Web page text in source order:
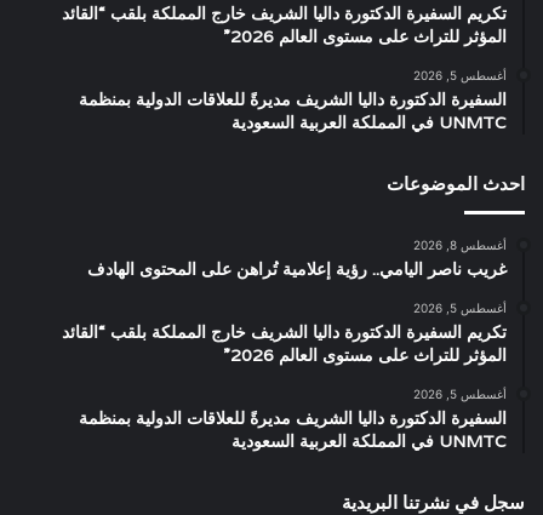
تكريم السفيرة الدكتورة داليا الشريف خارج المملكة بلقب “القائد
المؤثر للتراث على مستوى العالم 2026”
أغسطس 5, 2026
السفيرة الدكتورة داليا الشريف مديرةً للعلاقات الدولية بمنظمة
UNMTC في المملكة العربية السعودية
احدث الموضوعات
أغسطس 8, 2026
غريب ناصر اليامي.. رؤية إعلامية تُراهن على المحتوى الهادف
أغسطس 5, 2026
تكريم السفيرة الدكتورة داليا الشريف خارج المملكة بلقب “القائد
المؤثر للتراث على مستوى العالم 2026”
أغسطس 5, 2026
السفيرة الدكتورة داليا الشريف مديرةً للعلاقات الدولية بمنظمة
UNMTC في المملكة العربية السعودية
سجل في نشرتنا البريدية